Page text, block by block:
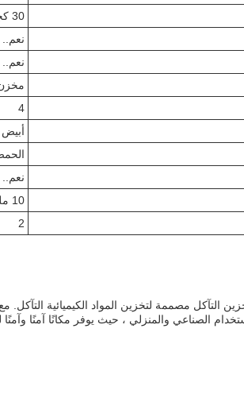
30 كجم - 100 كجم
نعم..
نعم..
مخزن
4
أبيض
نعم..
10 ملم، 12 ملم، 20 ملم
2
الصناعي والمنزلي ، حيث يوفر مكانًا آمنًا وآمنًا